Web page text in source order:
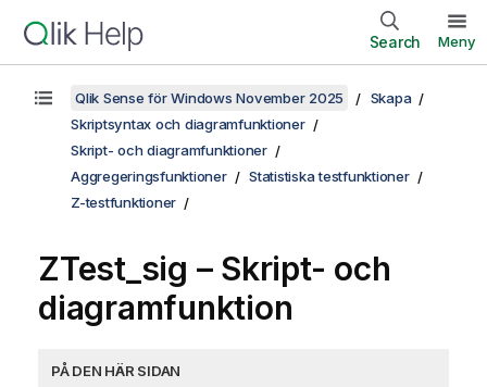
Search Meny
Qlik Sense för Windows November 2025
Skapa
Skriptsyntax och diagramfunktioner
Skript- och diagramfunktioner
Aggregeringsfunktioner
Statistiska testfunktioner
Z-testfunktioner
ZTest_sig – Skript- och
diagramfunktion
PÅ DEN HÄR SIDAN